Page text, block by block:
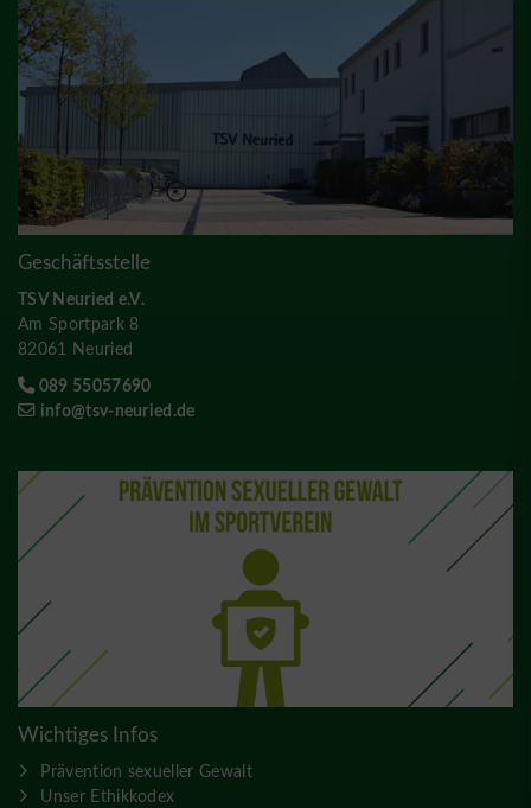
Geschäftsstelle
TSV Neuried e.V.
Am Sportpark 8
82061 Neuried
089 55057690
info@tsv-neuried.de
Wichtiges Infos
Prävention sexueller Gewalt
Unser Ethikkodex